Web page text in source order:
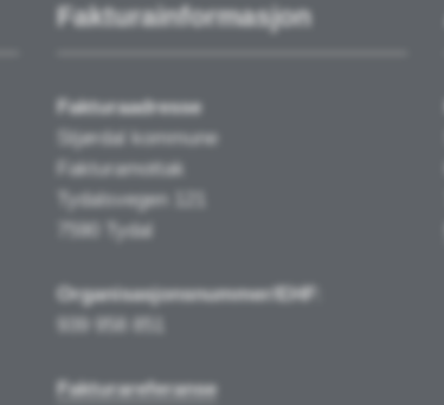
Fakturainformasjon
Fakturaadresse
Stjørdal kommune
Fakturamottak
Tydalsvegen 121
7590 Tydal
Organisasjonsnummer/EHF
Fakturareferanse